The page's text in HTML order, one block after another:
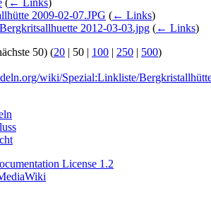
(← Links)
2009-02-07.JPG (← Links)
2012-03-03.jpg (← Links)
50) (20 | 50 | 100 | 250 | 500)
wiki/Spezial:Linkliste/